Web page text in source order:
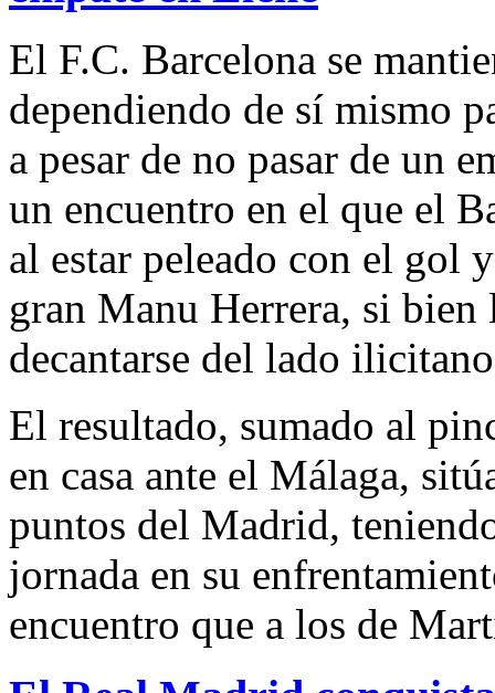
El F.C. Barcelona se
dependiendo de sí mismo
a pesar de no pasar de un
un encuentro en el que el
al estar peleado con el gol
gran Manu Herrera, si bien
decantarse del lado
El resultado, sumado al
en casa ante el Málaga,
puntos del Madrid,
jornada en su
encuentro que a los de